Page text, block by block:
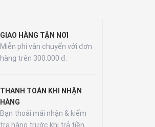
GIAO HÀNG TẬN NƠI
Miễn phí vận chuyển với đơn
hàng trên 300.000 đ.
THANH TOÁN KHI NHẬN
HÀNG
Bạn thoải mái nhận & kiểm
tra hàng trước khi trả tiền.